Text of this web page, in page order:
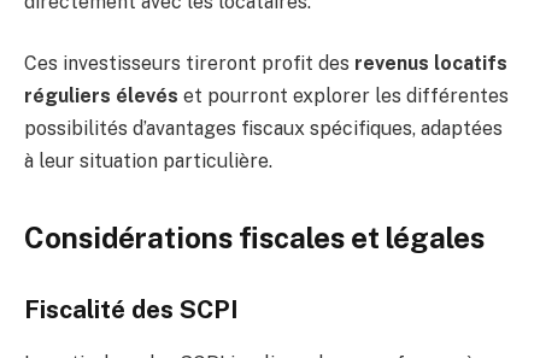
Ces investisseurs tireront profit des revenus locatifs
réguliers élevés et pourront explorer les différentes
possibilités d’avantages fiscaux spécifiques, adaptées
à leur situation particulière.
Considérations fiscales et légales
Fiscalité des SCPI